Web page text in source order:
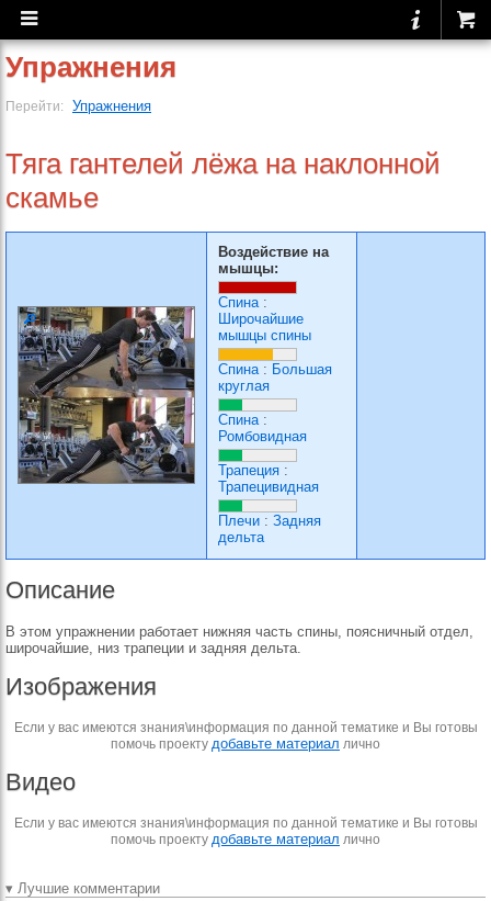
Упражнения
Перейти: Упражнения
Тяга гантелей лёжа на наклонной
скамье
Воздействие на
мышцы:
Спина:
Широчайшие
мышцы спины
Спина: Большая
круглая
Спина:
Ромбовидная
Трапеция :
Трапецивидная
Плечи : Задняя
дельта
Описание
В этом упражнении работает нижняя часть спины, поясничный отдел,
широчайшие, низ трапеции и задняя дельта.
Изображения
Если у вас имеются знания\информация по данной тематике и Вы готовы
помочь проекту добавьте материал лично
Видео
Если у вас имеются знания\информация по данной тематике и Вы готовы
помочь проекту добавьте материал лично
▾ Лучшие комментарии